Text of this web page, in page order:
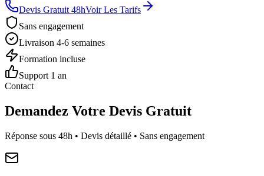
Devis Gratuit 48hVoir Les Tarifs
Sans engagement
Livraison 4-6 semaines
Formation incluse
Support 1 an
Contact
Demandez Votre Devis Gratuit
Réponse sous 48h • Devis détaillé • Sans engagement